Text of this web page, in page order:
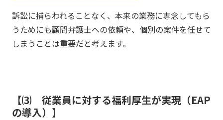
訴訟に捕らわれることなく、本来の業務に専念してもら
うためにも顧問弁護士への依頼や、個別の案件を任せて
しまうことは重要だと考えます。
⑶ 従業員に対する福利厚生が実現（EAP
の導入）